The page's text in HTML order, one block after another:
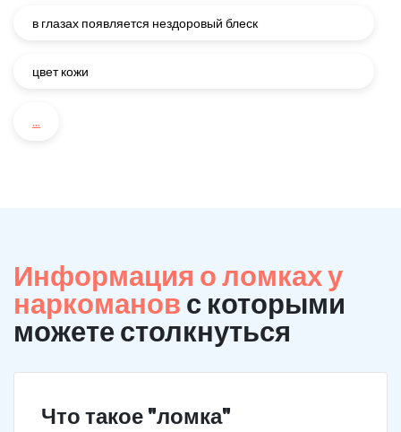
в глазах появляется нездоровый блеск
цвет кожи
...
Информация о ломках у
наркоманов с которыми
можете столкнуться
Что такое "ломка"